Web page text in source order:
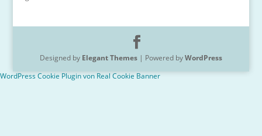
Designed by Elegant Themes| Powered byWordPress
WordPress Cookie Plugin von Real Cookie Banner